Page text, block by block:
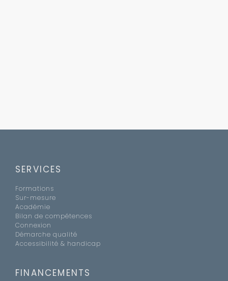
SERVICES
Formations
Sur-mesure
Académie
Bilan de compétences
Connexion
Démarche qualité
Accessibilité & handicap
FINANCEMENTS